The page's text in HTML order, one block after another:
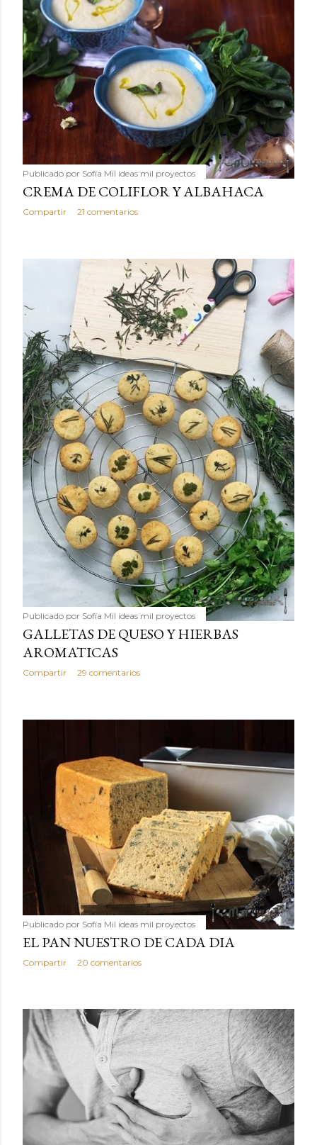
Publicado por Sofía Mil ideas mil proyectos
CREMA DE COLIFLOR Y ALBAHACA
Compartir 21 comentarios
Publicado por Sofía Mil ideas mil proyectos
GALLETAS DE QUESO Y HIERBAS
AROMATICAS
Compartir 29 comentarios
Publicado por Sofía Mil ideas mil proyectos
EL PAN NUESTRO DE CADA DIA
Compartir 20 comentarios